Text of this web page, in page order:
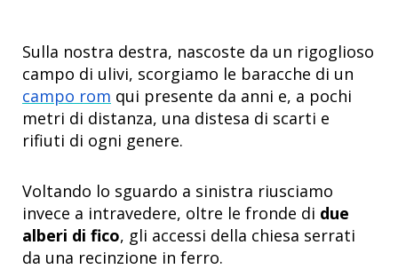
Sulla nostra destra, nascoste da un rigoglioso
campo di ulivi, scorgiamo le baracche di un
campo rom qui presente da anni e, a pochi
metri di distanza, una distesa di scarti e
rifiuti di ogni genere.
Voltando lo sguardo a sinistra riusciamo
invece a intravedere, oltre le fronde di due
alberi di fico, gli accessi della chiesa serrati
da una recinzione in ferro.